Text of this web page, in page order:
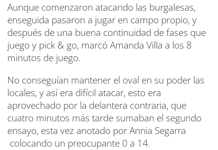
Aunque comenzaron atacando las burgalesas,
enseguida pasaron a jugar en campo propio, y
después de una buena continuidad de fases que
juego y pick & go, marcó Amanda Villa a los 8
minutos de juego.
No conseguían mantener el oval en su poder las
locales, y así era difícil atacar, esto era
aprovechado por la delantera contraria, que
cuatro minutos más tarde sumaban el segundo
ensayo, esta vez anotado por Annia Segarra
colocando un preocupante 0 a 14.